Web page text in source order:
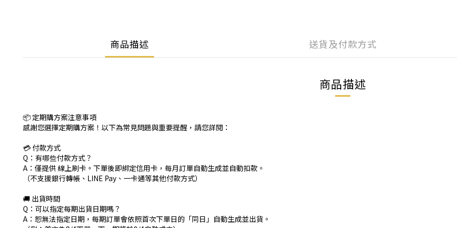
商品描述 送貨及付款方式
商品描述
📦 定期購方案注意事項
感謝您選擇定期購方案！以下為常見問題與重要提醒，請您詳閱：
💳 付款方式
Q：有哪些付款方式？
A：僅提供 線上刷卡。下單後即綁定信用卡，每月訂單自動生成並自動扣款。
（不支援銀行轉帳、LINE Pay、一卡通等其他付款方式）
🚚 出貨時間
Q：可以指定每期出貨日期嗎？
A：恕無法指定日期，每期訂單會依照首次下單日的「同日」自動生成並出貨。